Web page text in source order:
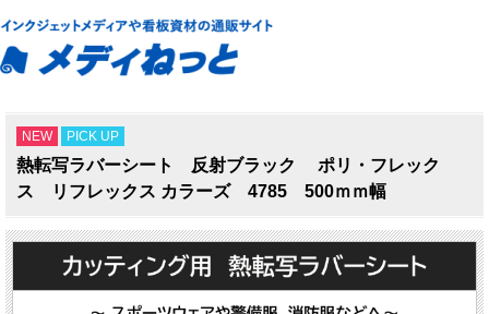
NEW PICK UP
熱転写ラバーシート 反射ブラック ポリ・フレック
ス リフレックス カラーズ 4785 500ｍｍ幅